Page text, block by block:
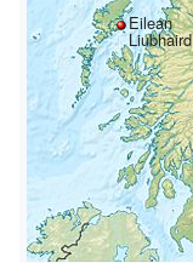
Eilean
Liubhaird